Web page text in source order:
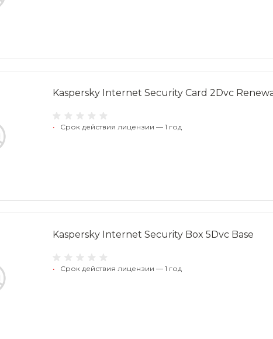
Kaspersky Internet Security Card 2Dvc
• Срок действия лицензии — 1 год
Kaspersky Internet Security Box 5Dvc Base
• Срок действия лицензии — 1 год